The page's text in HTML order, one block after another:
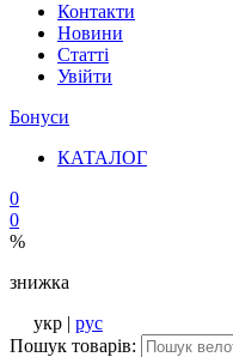
Контакти
Новини
Статті
Увійти
Бонуси
КАТАЛОГ
0
0
%
знижка
укр | рус
Пошук товарів: